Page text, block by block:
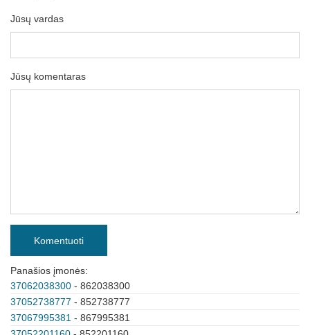
Jūsų vardas
Jūsų komentaras
Komentuoti
Panašios įmonės:
37062038300 - 862038300
37052738777 - 852738777
37067995381 - 867995381